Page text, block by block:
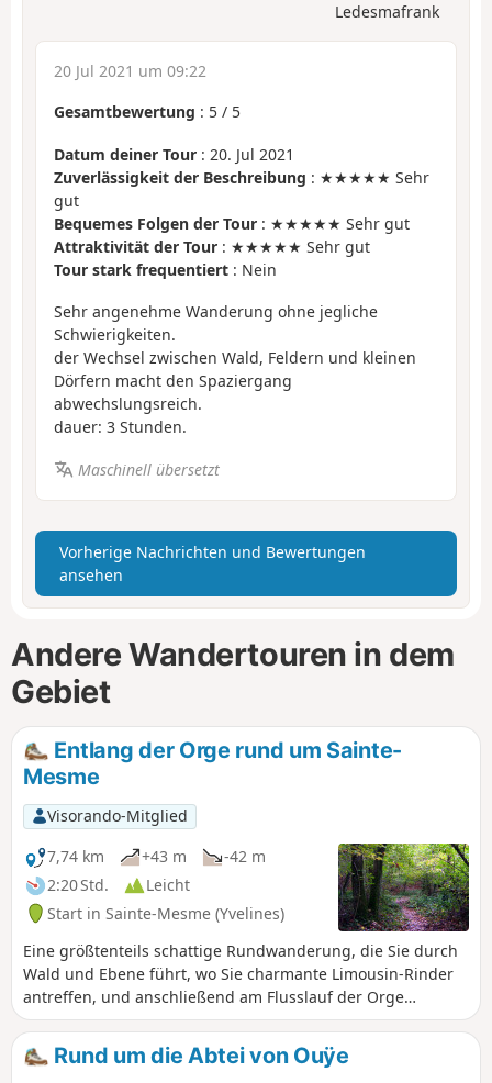
Ledesmafrank
20 Jul 2021 um 09:22
Gesamtbewertung : 5 / 5
Datum deiner Tour : 20. Jul 2021
Zuverlässigkeit der Beschreibung : ★★★★★ Sehr
gut
Bequemes Folgen der Tour : ★★★★★ Sehr gut
Attraktivität der Tour : ★★★★★ Sehr gut
Tour stark frequentiert : Nein
Sehr angenehme Wanderung ohne jegliche
Schwierigkeiten.
der Wechsel zwischen Wald, Feldern und kleinen
Dörfern macht den Spaziergang
abwechslungsreich.
dauer: 3 Stunden.
Maschinell übersetzt
Vorherige Nachrichten und Bewertungen
ansehen
Andere Wandertouren in dem
Gebiet
Entlang der Orge rund um Sainte-
Mesme
Visorando-Mitglied
7,74 km
+43 m
-42 m
2:20 Std.
Leicht
Start in Sainte-Mesme (Yvelines)
Eine größtenteils schattige Rundwanderung, die Sie durch
Wald und Ebene führt, wo Sie charmante Limousin-Rinder
antreffen, und anschließend am Flusslauf der Orge
entlangführt, wobei Sie eine kleine Furt (oder eine
Fußgängerbrücke) überqueren.
Rund um die Abtei von Ouÿe